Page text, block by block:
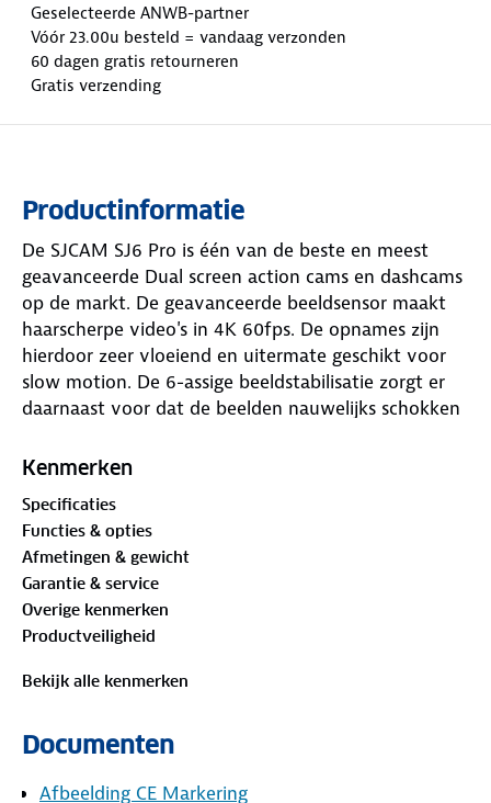
Geselecteerde ANWB-partner
Vóór 23.00u besteld = vandaag verzonden
60 dagen gratis retourneren
Gratis verzending
Productinformatie
De SJCAM SJ6 Pro is één van de beste en meest
geavanceerde Dual screen action cams en dashcams
op de markt. De geavanceerde beeldsensor maakt
haarscherpe video's in 4K 60fps. De opnames zijn
hierdoor zeer vloeiend en uitermate geschikt voor
slow motion. De 6-assige beeldstabilisatie zorgt er
daarnaast voor dat de beelden nauwelijks schokken
staat vanuit elke positie de beste opnames te
4K 60fps met Night vision
De SJCAM SJ6 Pro neemt video's op in de scherpste
4K resolutie met 60fps of in FullHD zelfs met
120fps. Het hoge aantal fps (frames per second)
zorgt ervoor dat de video's zeer vloeiend zijn en
daardoor met name geschikt voor slow motion
besparen.
Kenmerken
Specificaties
Functies & opties
Afmetingen & gewicht
Garantie & service
Overige kenmerken
Productveiligheid
Bekijk alle kenmerken
Documenten
Afbeelding CE Markering